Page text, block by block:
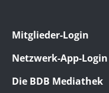
Mitglieder-Login
Netzwerk-App-Login
Die BDB Mediathek